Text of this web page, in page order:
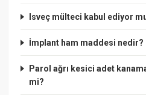
Isveç mülteci kabul ediyor
İmplant ham maddesi nedir?
Parol ağrı kesici adet
mi?